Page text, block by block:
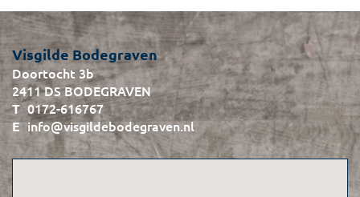
Visgilde Bodegraven
Doortocht 3b
2411 DS BODEGRAVEN
0172-616767
info@visgildebodegraven.nl